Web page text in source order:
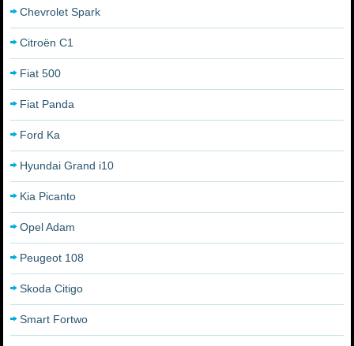
Chevrolet Spark
Citroën C1
Fiat 500
Fiat Panda
Ford Ka
Hyundai Grand i10
Kia Picanto
Opel Adam
Peugeot 108
Skoda Citigo
Smart Fortwo